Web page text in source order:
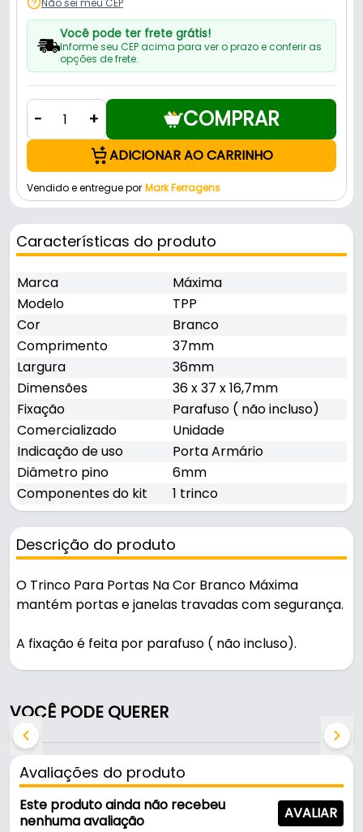
Você pode ter frete grátis!
Informe seu CEP acima para ver o prazo e conferir as
opções de frete.
- + COMPRAR
ADICIONAR AO CARRINHO
Vendido e entregue por Mark Ferragens
Características do produto
Marca
Máxima
Modelo
TPP
Cor
Branco
Comprimento
37mm
Largura
36mm
Dimensões
36 x 37 x 16,7mm
Fixação
Parafuso ( não incluso)
Comercializado
Unidade
Indicação de uso
Porta Armário
Diâmetro pino
6mm
Componentes do kit
1 trinco
Descrição do produto
O Trinco Para Portas Na Cor Branco Máxima
mantém portas e janelas travadas com segurança.
A fixação é feita por parafuso ( não incluso).
- Marca: Máxima
- Modelo: TPP
- Cor: Branco
- Comprimento: 37mm
- Largura: 36mm
- Dimensões: 36 x 37 x 16,7mm
- Fixação: Parafuso ( não incluso)
VOCÊ PODE QUERER
Avaliações do produto
Este produto ainda não recebeu
nenhuma avaliação
AVALIAR